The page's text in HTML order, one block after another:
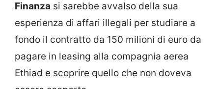
Finanza si sarebbe avvalso della sua
esperienza di affari illegali per studiare a
fondo il contratto da 150 milioni di euro da
pagare in leasing alla compagnia aerea
Ethiad e scoprire quello che non doveva